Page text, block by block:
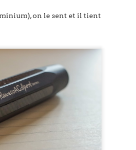
on le sent et il tient
les températures hivernales ,